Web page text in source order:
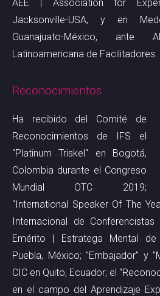
AEE | Association for
Jacksonville-USA, y en
Guanajuato-México, ante
Latinoamericana de Facilitadores.
Reconocimientos
Ha recibido del Comité de
Reconocimientos de
IFS el
"Platinum Triskel" en Bogotá,
Colombia durante el Congreso
Mundial OTC 2019;
"International Speaker Of The
Internacional de
Emérito | Estratega Mental de
Puebla, México; "Embajador" y
CIC en Quito, Ecuador; el
en el campo del Aprendizaje